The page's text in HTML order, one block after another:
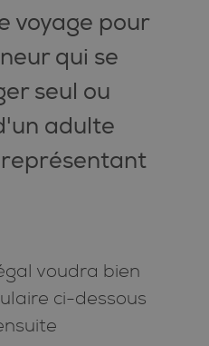
voyage pour
qui se
seul ou
adulte
voudra bien
ci-dessous